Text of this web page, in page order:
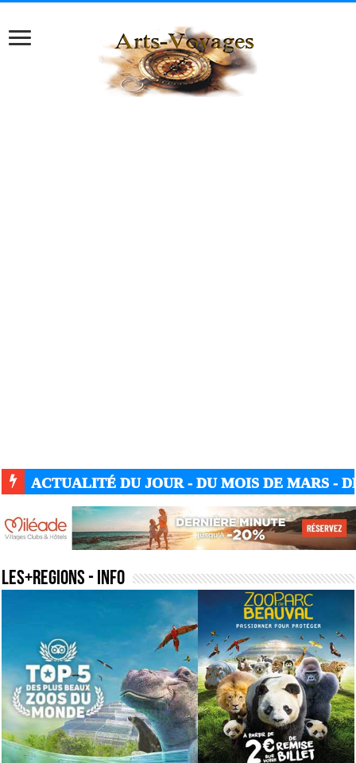
ACTUALITÉ DU JOUR - DU MOIS DE MARS -
les+regions - Info